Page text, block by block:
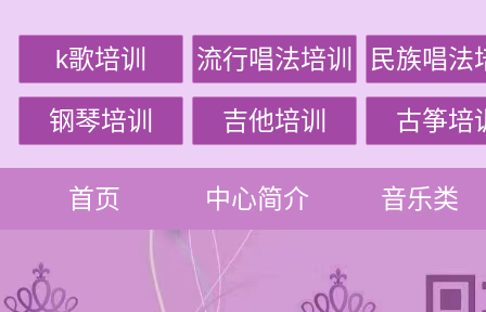
k歌培训 流行唱法培训 民族唱法
钢琴培训 吉他培训 古筝培
首页 中心简介 音乐类